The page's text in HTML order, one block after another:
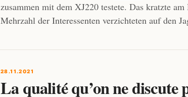
zusammen mit dem XJ220 testete. Das kratzte
Mehrzahl der Interessenten verzichteten auf den
28.11.2021
La qualité qu’on ne discute